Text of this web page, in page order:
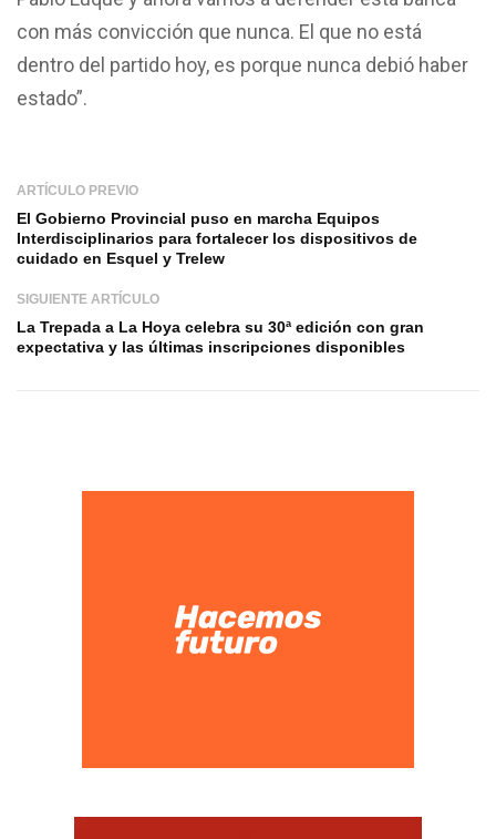
con más convicción que nunca. El que no está
dentro del partido hoy, es porque nunca debió haber
estado”.
ARTÍCULO PREVIO
El Gobierno Provincial puso en marcha Equipos
Interdisciplinarios para fortalecer los dispositivos de
cuidado en Esquel y Trelew
SIGUIENTE ARTÍCULO
La Trepada a La Hoya celebra su 30ª edición con gran
expectativa y las últimas inscripciones disponibles